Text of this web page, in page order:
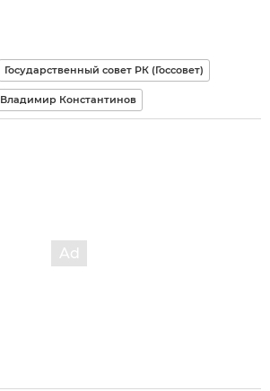
Государственный совет РК (Госсовет)
Владимир Константинов